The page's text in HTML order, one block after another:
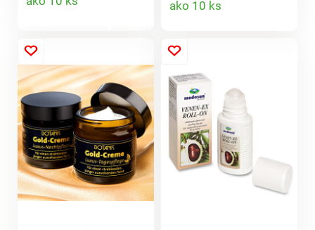
vždy optimálne
a vrásky môžu
zmiznúť, pleť vyzerá
sviežejšie, pevnejšie a
získava odolnosť.
Upozorňujeme, že z
hygienických dôvodov
nie je možné vymeniť
kozmetické výrobky,
parfumy a doplnky
stravy.
ako 10 ks